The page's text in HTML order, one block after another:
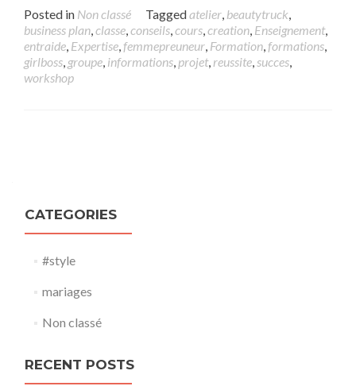
Posted in Non classé Taggedatelier, beautytruck,
business plan,classe,conseils,cours,creation, Enseignement,
entraide, Expertise,femmepreuneur, Formation,formations,
girlboss, groupe, informations, projet, reussite,succes,
workshop
CATEGORIES
#style
mariages
Non classé
RECENT POSTS